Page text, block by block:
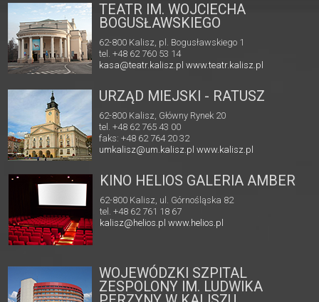
TEATR IM. WOJCIECHA
BOGUSŁAWSKIEGO
62-800 Kalisz, pl. Bogusławskiego 1
tel. +48 62 760 53 14
kasa@teatr.kalisz.pl www.teatr.kalisz.pl
URZĄD MIEJSKI - RATUSZ
62-800 Kalisz, Główny Rynek 20
tel. +48 62 765 43 00
faks: +48 62 764 20 32
umkalisz@um.kalisz.plwww.kalisz.pl
KINO HELIOS GALERIA AMBER
62-800 Kalisz, ul. Górnośląska 82
tel. +48 62 761 18 67
kalisz@helios.pl www.helios.pl
WOJEWÓDZKI SZPITAL
ZESPOLONY IM. LUDWIKA